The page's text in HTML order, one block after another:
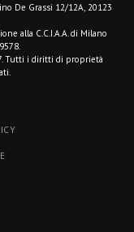
De Grassi 12/12A, 20123
alla C.C.I.A.A. di Milano
Tutti i diritti di proprietà